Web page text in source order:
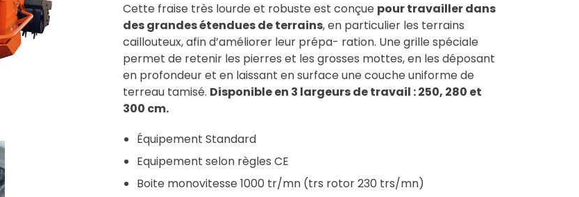
Cette fraise très lourde et robuste est conçue pour travailler dans
des grandes étendues de terrains, en particulier les terrains
caillouteux, afin d’améliorer leur prépa- ration. Une grille spéciale
permet de retenir les pierres et les grosses mottes, en les déposant
en profondeur et en laissant en surface une couche uniforme de
terreau tamisé. Disponible en 3 largeurs de travail : 250, 280 et
300 cm.
Équipement Standard
Equipement selon règles CE
Boite monovitesse 1000 tr/mn (trs rotor 230 trs/mn)